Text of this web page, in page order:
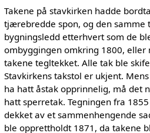
Takene på stavkirken hadde
tjærebredde spon, og den samme
bygningsledd etterhvert som de
ombyggingen omkring 1800, eller
takene tegltekket. Alle tak ble
Stavkirkens takstol er ukjent.
ha hatt åstak opprinnelig, må det
hatt sperretak. Tegningen fra
dekket av et sammenhengende
ble opprettholdt 1871, da takene